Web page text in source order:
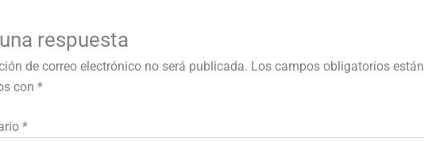
respuesta
de correo electrónico no será publicada. Los campos obligatorios están
con *
*